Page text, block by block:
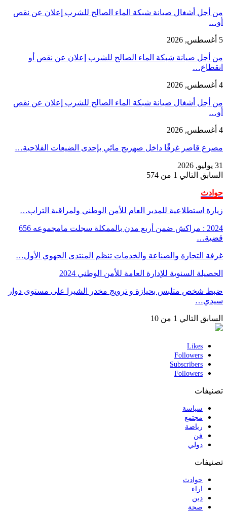
من أجل أشغال صيانة شبكة الماء الصالح للشرب إعلان عن نقص
أو…
5 أغسطس, 2026
من أجل صيانة شبكة الماء الصالح للشرب إعلان عن نقص أو
انقطاع…
4 أغسطس, 2026
من أجل أشغال صيانة شبكة الماء الصالح للشرب إعلان عن نقص
أو…
4 أغسطس, 2026
مصرع قاصر غرقًا داخل صهريج مائي بإحدى الضيعات الفلاحية…
31 يوليو, 2026
السابق التالي 1 من 574
حوادث
زيارة استطلاعية للمدير العام للأمن الوطني ولمراقبة التراب…
2024 : مراكش ضمن أربع مدن بالممكلة سجلت مامجموعه 656
قضية…
غرفة التجارة والصناعة والخدمات تنظم المنتدى الجهوي الأول…
الحصيلة السنوية للإدارة العامة للأمن الوطني 2024
ضبط شخص متلبس بحيازة و ترويج مخدر الشيرا على مستوى دوار
سيدي…
السابق التالي 1 من 10
Likes
Followers
Subscribers
Followers
تصنيفات
سياسة
مجتمع
رياضة
فن
دولي
تصنيفات
حوادث
اراء
دين
صحة